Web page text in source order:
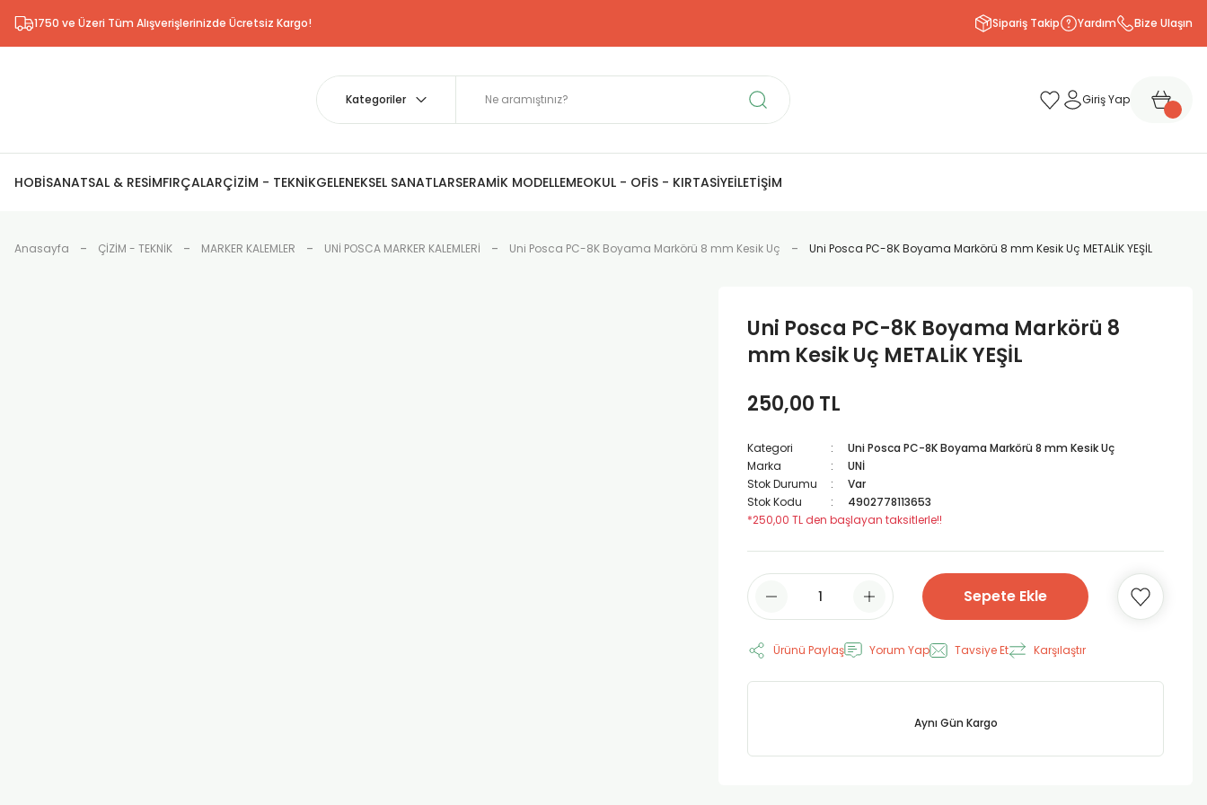
1750 ve Üzeri Tüm Alışverişlerinizde Ücretsiz Kargo! Sipariş Takip Yardım Bize Ulaşın
Giriş Yap
HOBİSANATSAL & RESİMFIRÇALARÇİZİM - TEKNİKGELENEKSEL SANATLARSERAMİK MODELLEMEOKUL - OFİS - KIRTASİYEİLETİŞİM
Anasayfa ÇİZİM - TEKNİK MARKER KALEMLER UNİ POSCA MARKER KALEMLERİ Uni Posca PC-8K Boyama Markörü 8 mm Kesik Uç Uni Posca PC-8K Boyama Markörü 8 mm Kesik Uç METALİK YEŞİL
Uni Posca PC-8K Boyama Markörü 8
mm Kesik Uç METALİK YEŞİL
250,00 TL
Kategori
Uni Posca PC-8K Boyama Markörü 8 mm Kesik Uç
Marka
UNİ
Stok Durumu
Var
Stok Kodu
4902778113653
*250,00 TL den başlayan taksitlerle!!
Sepete Ekle
Ürünü Paylaş Yorum Yap Tavsiye Et Karşılaştır
Aynı Gün Kargo